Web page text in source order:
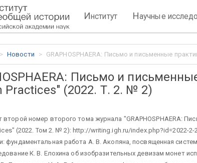
Институт Научные
Новости GRAPHOSPHAERA: Письмо и письменные
Письмо и
Practices" (2022. Т. 2. № 2)
второй номер второго тома журнала "GRAPHOSPHAERA:
(2022. Том 2. № 2): http://writing.igh.ru/index.php?id=2022-2-
фундаментальная работа А. В. Акопяна, посвященная
К. В. Елохина об изобразительных девизам монет